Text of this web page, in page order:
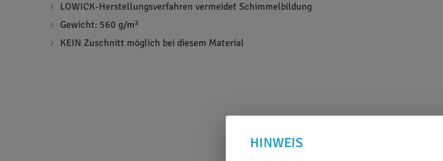
LOWICK-Herstellungsverfahren vermeidet Schimmelbildung
Gewicht: 560 g/m²
KEIN Zuschnitt möglich bei diesem Material
HINWEIS